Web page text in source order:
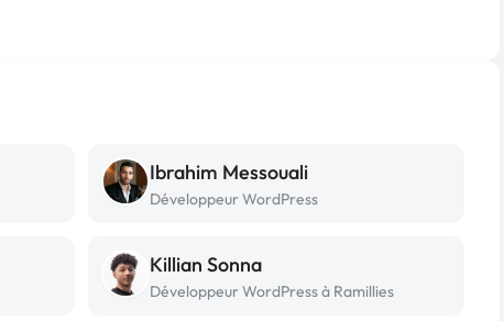
Ibrahim Messouali
Développeur WordPress
Killian Sonna
Développeur WordPress à Ramillies